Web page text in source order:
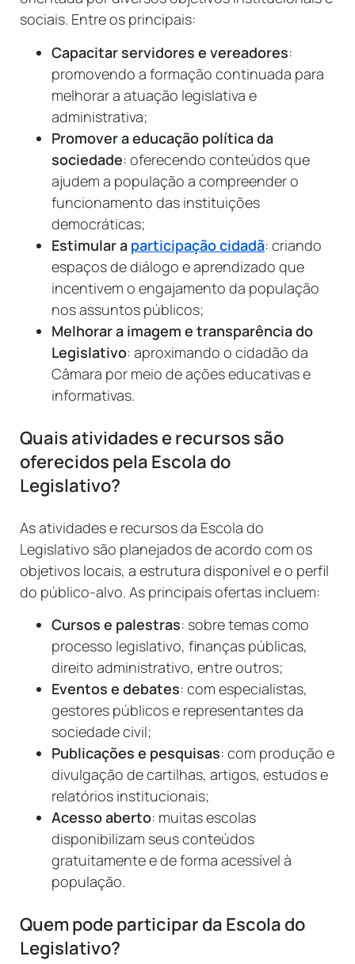
sociais. Entre os principais:
Capacitar servidores e vereadores:
promovendo a formação continuada para
melhorar a atuação legislativa e
administrativa;
Promover a educação política da
sociedade: oferecendo conteúdos que
ajudem a população a compreender o
funcionamento das instituições
democráticas;
Estimular a participação cidadã: criando
espaços de diálogo e aprendizado que
incentivem o engajamento da população
nos assuntos públicos;
Melhorar a imagem e transparência do
Legislativo: aproximando o cidadão da
Câmara por meio de ações educativas e
informativas.
Quais atividades e recursos são
oferecidos pela Escola do
Legislativo?
As atividades e recursos da Escola do
Legislativo são planejados de acordo com os
objetivos locais, a estrutura disponível e o perfil
do público-alvo. As principais ofertas incluem:
Cursos e palestras: sobre temas como
processo legislativo, finanças públicas,
direito administrativo, entre outros;
Eventos e debates: com especialistas,
gestores públicos e representantes da
sociedade civil;
Publicações e pesquisas: com produção e
divulgação de cartilhas, artigos, estudos e
relatórios institucionais;
Acesso aberto: muitas escolas
disponibilizam seus conteúdos
gratuitamente e de forma acessível à
população.
Quem pode participar da Escola do
Legislativo?